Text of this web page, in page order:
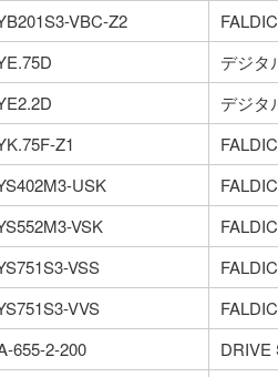
VBC-Z2
デジタ
デジタ
Z1
USK
VSK
VSS
VVS
655-2-200
DRIVE